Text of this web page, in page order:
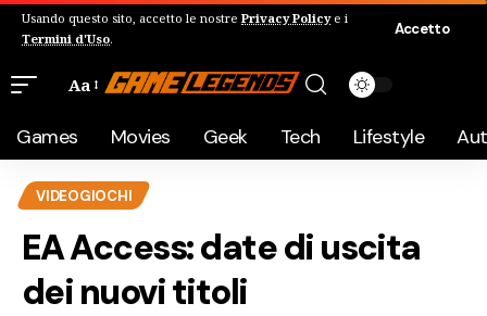
Usando questo sito, accetto le nostre Privacy Policye i
Termini d'Uso.
Accetto
Aa
Games Movies Geek Tech Lifestyle
VIDEOGIOCHI
EA Access: date di uscita
dei nuovi titoli